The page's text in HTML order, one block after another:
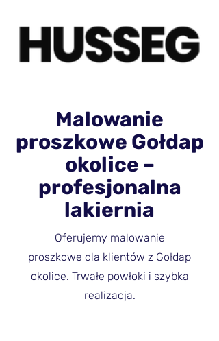
Malowanie
proszkowe Gołdap
okolice –
profesjonalna
lakiernia
Oferujemy malowanie
proszkowe dla klientów z Gołdap
okolice. Trwałe powłoki i szybka
realizacja.